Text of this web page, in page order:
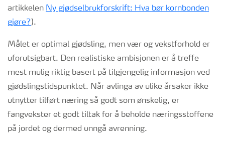
artikkelen Ny gjødselbrukforskrift: Hva bør kornbonden
gjøre?).
Målet er optimal gjødsling, men vær og vekstforhold er
uforutsigbart. Den realistiske ambisjonen er å treffe
mest mulig riktig basert på tilgjengelig informasjon ved
gjødslingstidspunktet. Når avlinga av ulike årsaker ikke
utnytter tilført næring så godt som ønskelig, er
fangvekster et godt tiltak for å beholde næringsstoffene
på jordet og dermed unngå avrenning.